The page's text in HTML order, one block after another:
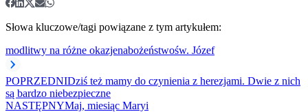
Słowa kluczowe/tagi powiązane z tym artykułem:
modlitwy na różne okazjenabożeństwośw. Józef
POPRZEDNIDziś też mamy do czynienia z herezjami. Dwie z nich
są bardzo niebezpieczne
NASTĘPNYMaj, miesiąc Maryi